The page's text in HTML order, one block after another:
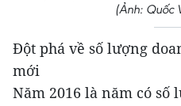
(Ảnh: Quốc
Đột phá về số lượng
mới
Năm 2016 là năm có số